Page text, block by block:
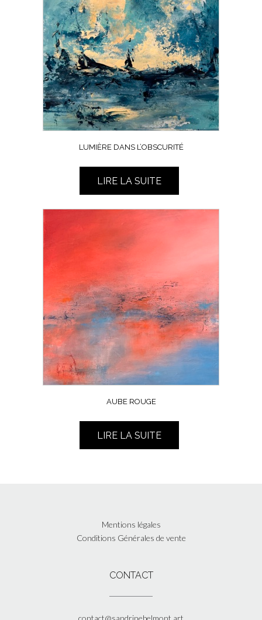
LUMIÈRE DANS L’OBSCURITÉ
LIRE LA SUITE
AUBE ROUGE
LIRE LA SUITE
Mentions légales
Conditions Générales de vente
CONTACT